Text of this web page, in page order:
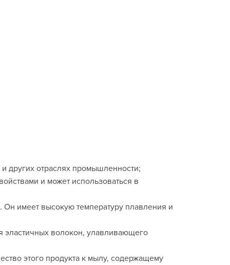
других отраслях промышленности;
и может использоваться в
Он имеет высокую температуру плавления и
эластичных волокон, улавливающего
этого продукта к мылу, содержащему